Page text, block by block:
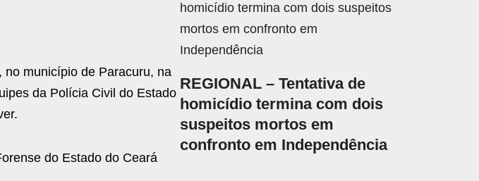
, no município de Paracuru, na
da Polícia Civil do Estado
do Estado do Ceará
REGIONAL – Tentativa de
homicídio termina com dois
suspeitos mortos em
confronto em Independência